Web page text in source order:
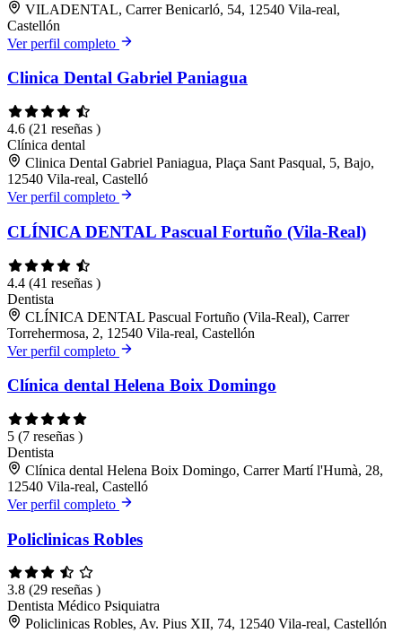
VILADENTAL, Carrer Benicarló, 54, 12540 Vila-real,
Castellón
Ver perfil completo
Clinica Dental Gabriel Paniagua
4.6 (21 reseñas )
Clínica dental
Clinica Dental Gabriel Paniagua, Plaça Sant Pasqual, 5, Bajo,
12540 Vila-real, Castelló
Ver perfil completo
CLÍNICA DENTAL Pascual Fortuño (Vila-Real)
4.4 (41 reseñas )
Dentista
CLÍNICA DENTAL Pascual Fortuño (Vila-Real), Carrer
Torrehermosa, 2, 12540 Vila-real, Castellón
Ver perfil completo
Clínica dental Helena Boix Domingo
5 (7 reseñas )
Dentista
Clínica dental Helena Boix Domingo, Carrer Martí l'Humà, 28,
12540 Vila-real, Castelló
Ver perfil completo
Policlinicas Robles
3.8 (29 reseñas )
Dentista Médico Psiquiatra
Policlinicas Robles, Av. Pius XII, 74, 12540 Vila-real, Castellón